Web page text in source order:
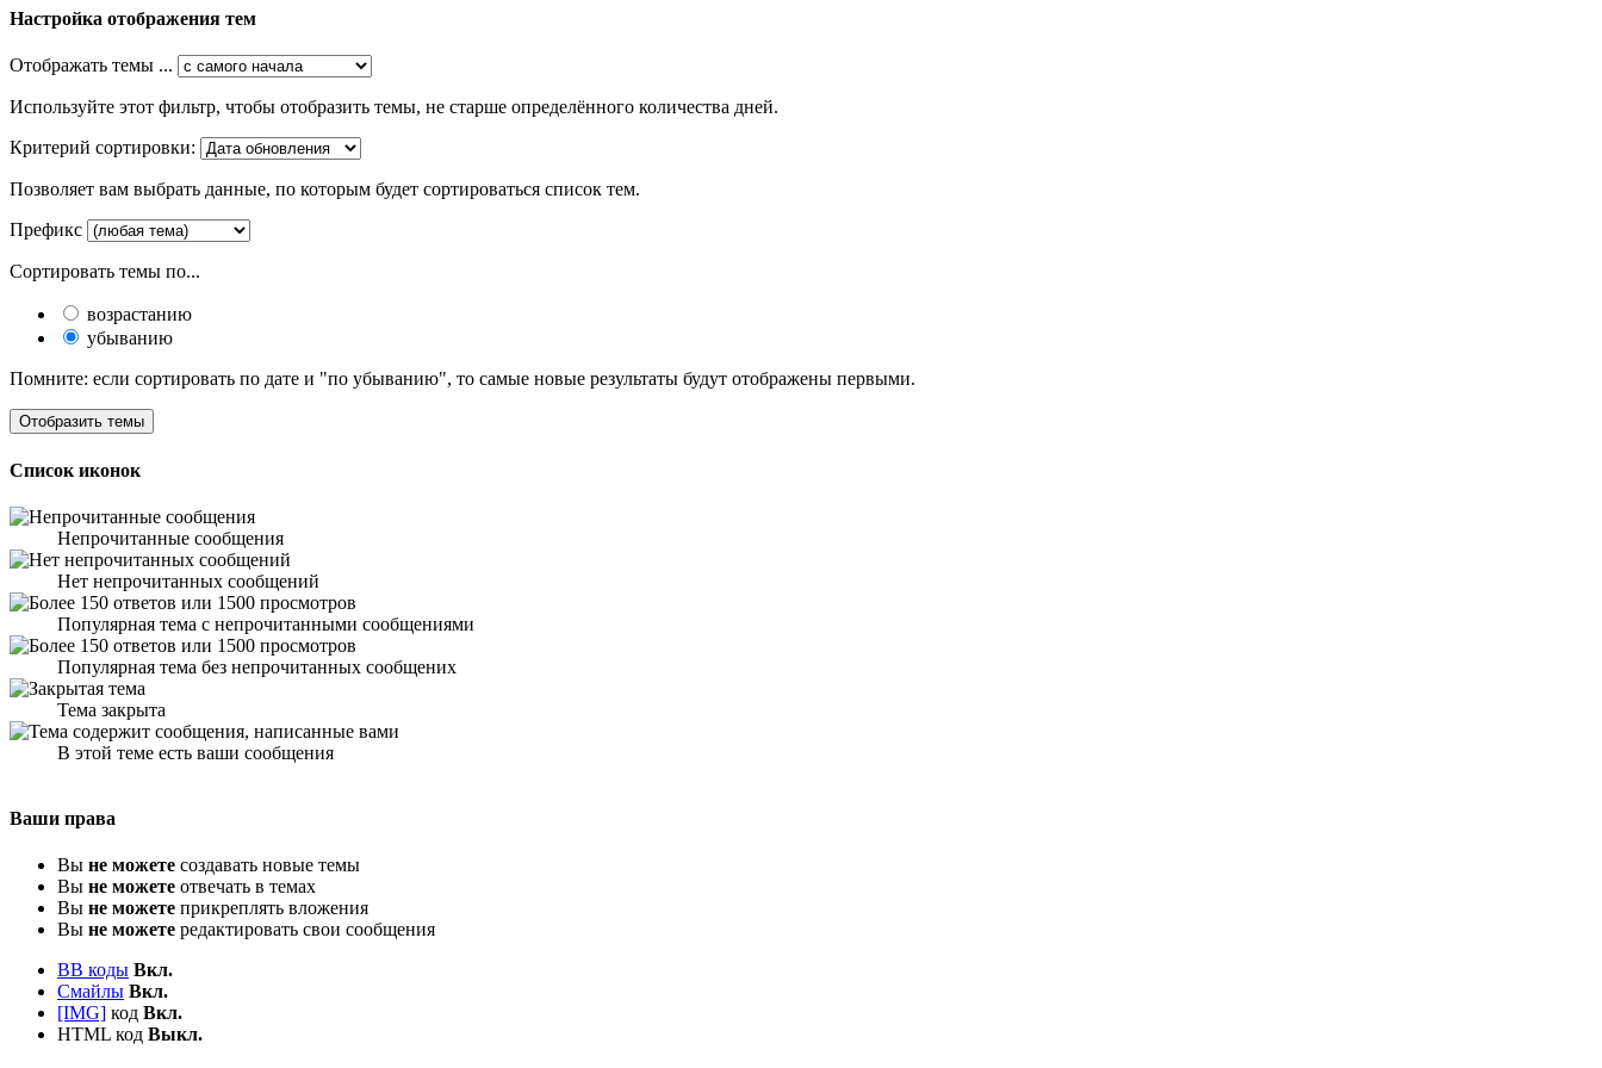
Настройка отображения тем
Отображать темы ...
Используйте этот фильтр, чтобы отобразить темы, не старше определённого количества дней.
Критерий сортировки:
Позволяет вам выбрать данные, по которым будет сортироваться список тем.
Префикс
Сортировать темы по...
возрастанию
убыванию
Помните: если сортировать по дате и "по убыванию", то самые новые результаты будут отображены первыми.
Список иконок
Непрочитанные сообщения
Нет непрочитанных сообщений
Популярная тема с непрочитанными сообщениями
Популярная тема без непрочитанных сообщених
Тема закрыта
В этой теме есть ваши сообщения
Ваши права
Вы не можете создавать новые темы
Вы не можете отвечать в темах
Вы не можете прикреплять вложения
Вы не можете редактировать свои сообщения
BB коды Вкл.
Смайлы Вкл.
[IMG] код Вкл.
HTML код Выкл.